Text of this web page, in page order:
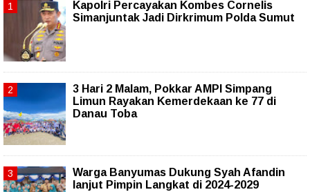
Kapolri Percayakan Kombes Cornelis
Simanjuntak Jadi Dirkrimum Polda Sumut
3 Hari 2 Malam, Pokkar AMPI Simpang
Limun Rayakan Kemerdekaan ke 77 di
Danau Toba
Warga Banyumas Dukung Syah Afandin
lanjut Pimpin Langkat di 2024-2029